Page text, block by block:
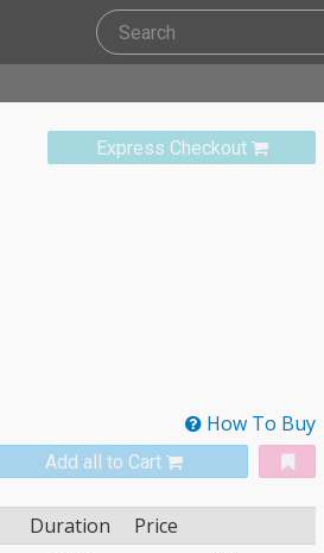
Express Checkout
How To Buy
Add all to Cart
Duration Price